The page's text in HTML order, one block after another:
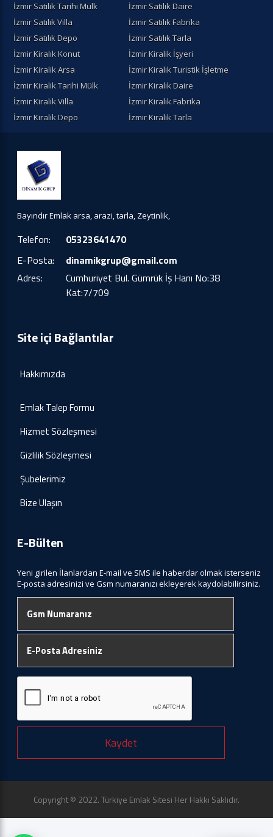
İzmir Satılık Tarihi Mülk
İzmir Satılık Daire
İzmir Satılık Villa
İzmir Satılık Fabrika
İzmir Satılık Depo
İzmir Satılık Tarla
İzmir Kiralık Konut
İzmir Kiralik İşyeri
İzmir Kiralik Arsa
İzmir Kiralık Turistik İşletme
İzmir Kiralik Tarihi Mülk
İzmir Kiralık Daire
İzmir Kiralık Villa
İzmir Kiralık Fabrika
İzmir Kiralık Depo
İzmir Kiralık Tarla
Bayındır Emlak arsa, arazi, tarla, Zeytinlik,
Telefon:
05323641470
E-Posta:
dinamikgrup@gmail.com
Adres:
Cumhuriyet Bul. Gümrük İş Hanı No:38
Kat:7/709
Site içi Bağlantılar
Hakkımızda
Emlak Talep Formu
Hizmet Sözleşmesi
Gizlilik Sözleşmesi
Şubelerimiz
Bize Ulaşın
E-Bülten
Yeni girilen İlanlardan E-mail ve SMS ile haberdar olmak isterseniz
E-posta adresinizi ve Gsm numaranızı ekleyerek kaydolabilirsiniz.
Kaydet
Copyright © 2022. Türkiye Emlak Sitesi Her Hakkı Saklıdır.